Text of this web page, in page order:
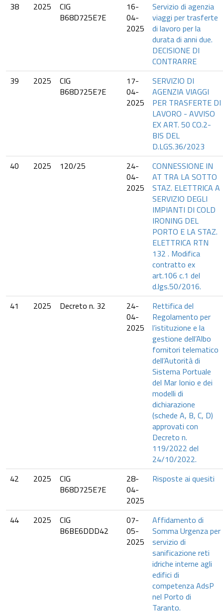
38
2025
CIG
B68D725E7E
16-
04-
2025
Servizio di agenzia
viaggi per trasferte
di lavoro per la
durata di anni due.
DECISIONE DI
CONTRARRE
39
2025
CIG
B68D725E7E
17-
04-
2025
SERVIZIO DI
AGENZIA VIAGGI
PER TRASFERTE DI
LAVORO - AVVISO
EX ART. 50 CO.2-
BIS DEL
D.LGS.36/2023
40
2025 120/25
24-
04-
2025
CONNESSIONE IN
AT TRA LA SOTTO
STAZ. ELETTRICA A
SERVIZIO DEGLI
IMPIANTI DI COLD
IRONING DEL
PORTO E LA STAZ.
ELETTRICA RTN
132 . Modifica
contratto ex
art.106 c.1 del
d.lgs.50/2016.
41
2025 Decreto n. 32
24-
04-
2025
Rettifica del
Regolamento per
l’istituzione e la
gestione dell’Albo
fornitori telematico
dell’Autorità di
Sistema Portuale
del Mar Ionio e dei
modelli di
dichiarazione
(schede A, B, C, D)
approvati con
Decreto n.
119/2022 del
24/10/2022.
42
2025
CIG
B68D725E7E
28-
04-
2025
Risposte ai quesiti
44 2025
CIG
B6BE6DDD42
07-
05-
2025
Affidamento di
Somma Urgenza per
servizio di
sanificazione reti
idriche interne agli
edifici di
competenza AdsP
nel Porto di
Taranto.